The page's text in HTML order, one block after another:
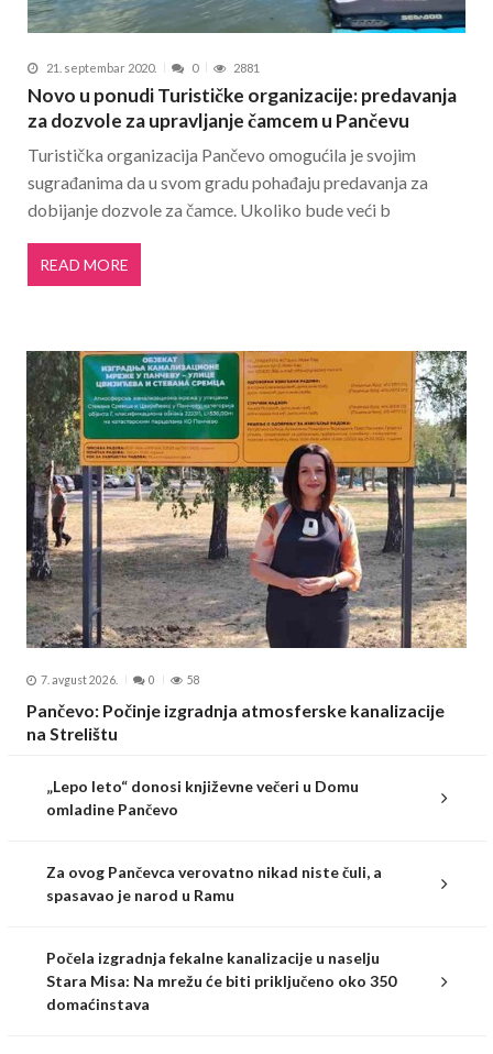
21. septembar 2020. 0 2881
Novo u ponudi Turističke organizacije: predavanja
za dozvole za upravljanje čamcem u Pančevu
Turistička organizacija Pančevo omogućila je svojim
sugrađanima da u svom gradu pohađaju predavanja za
dobijanje dozvole za čamce. Ukoliko bude veći b
READ MORE
7. avgust 2026. 0 58
Pančevo: Počinje izgradnja atmosferske kanalizacije
na Strelištu
„Lepo leto“ donosi književne večeri u Domu
omladine Pančevo
Za ovog Pančevca verovatno nikad niste čuli, a
spasavao je narod u Ramu
Počela izgradnja fekalne kanalizacije u naselju
Stara Misa: Na mrežu će biti priključeno oko 350
domaćinstava